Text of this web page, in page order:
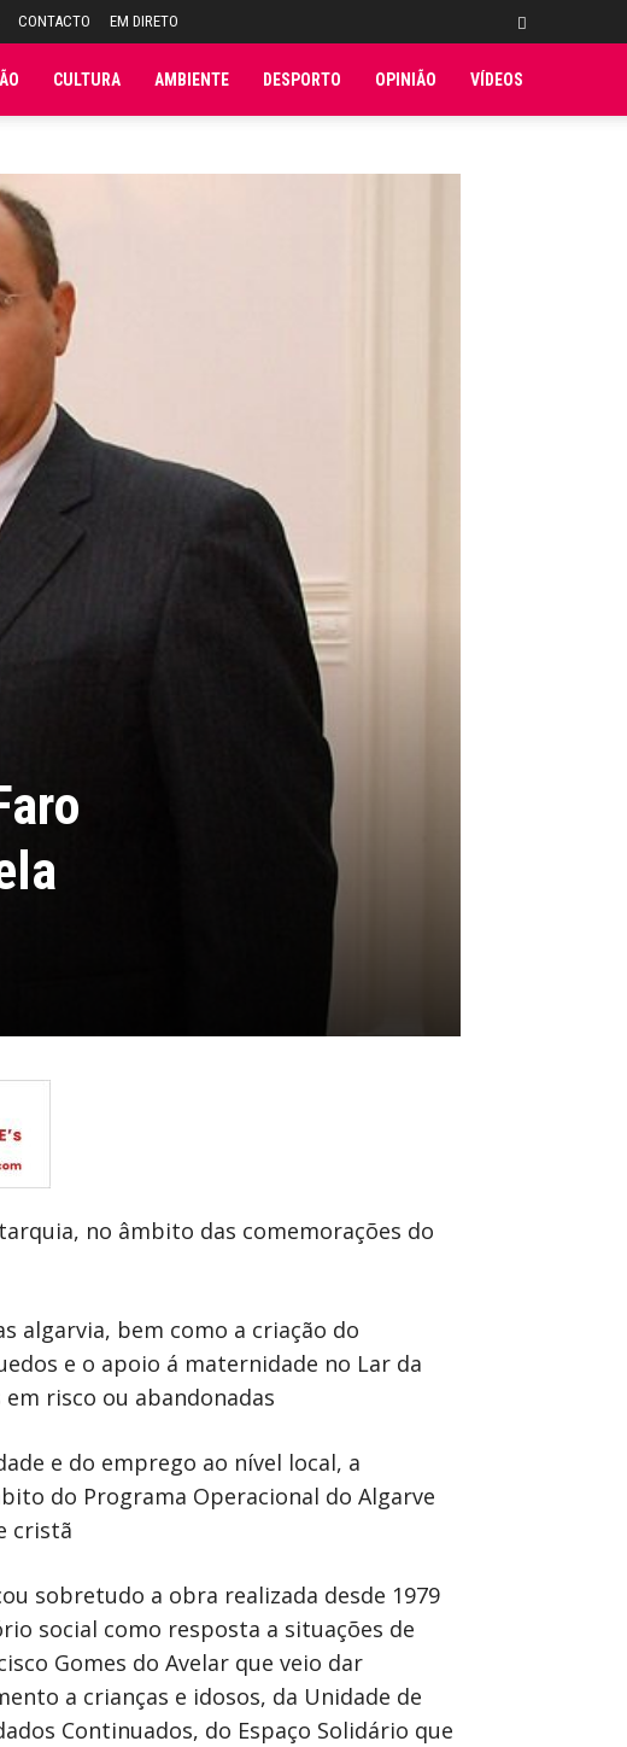
CONTACTO EM DIRETO
CULTURA AMBIENTE DESPORTO OPINIÃO VÍDEOS
no âmbito das comemorações do
algarvia, bem como a criação do
e o apoio á maternidade no Lar da
risco ou abandonadas
e do emprego ao nível local, a
do Programa Operacional do Algarve
cristã
sobretudo a obra realizada desde 1979
social como resposta a situações de
Gomes do Avelar que veio dar
a crianças e idosos, da Unidade de
Continuados, do Espaço Solidário que